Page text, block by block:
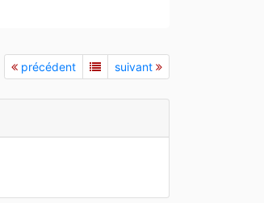
précédent suivant